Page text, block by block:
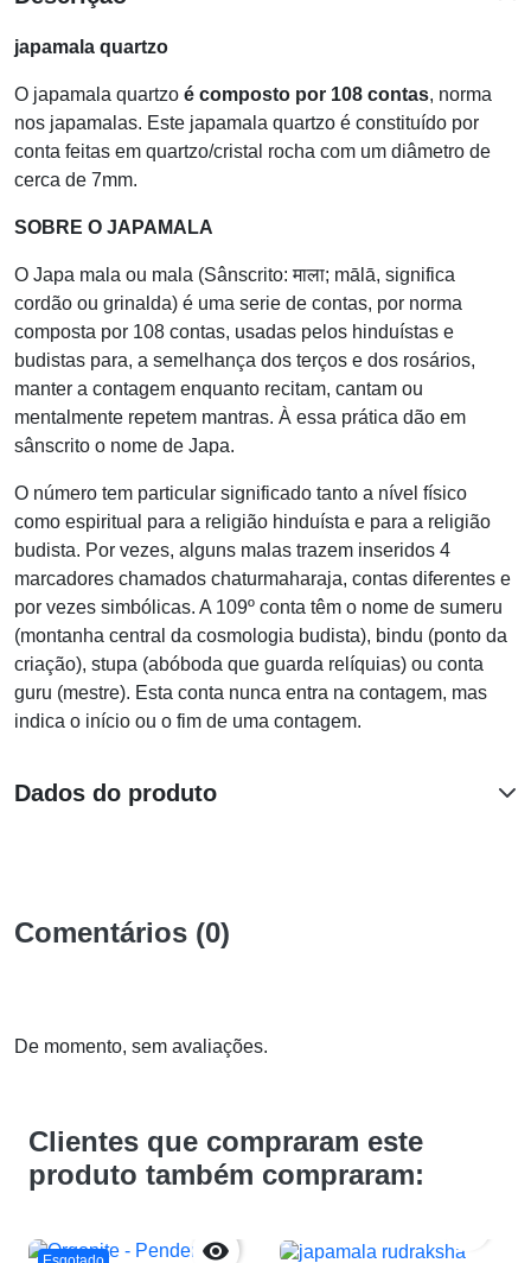
japamala quartzo
O japamala quartzo é composto por 108 contas, norma
nos japamalas. Este japamala quartzo é constituído por
conta feitas em quartzo/cristal rocha com um diâmetro de
cerca de 7mm.
SOBRE O JAPAMALA
O Japa mala ou mala (Sânscrito: माला; mālā, significa
cordão ou grinalda) é uma serie de contas, por norma
composta por 108 contas, usadas pelos hinduístas e
budistas para, a semelhança dos terços e dos rosários,
manter a contagem enquanto recitam, cantam ou
mentalmente repetem mantras. À essa prática dão em
sânscrito o nome de Japa.
O número tem particular significado tanto a nível físico
como espiritual para a religião hinduísta e para a religião
budista. Por vezes, alguns malas trazem inseridos 4
marcadores chamados chaturmaharaja, contas diferentes e
por vezes simbólicas. A 109º conta têm o nome de sumeru
(montanha central da cosmologia budista), bindu (ponto da
criação), stupa (abóboda que guarda relíquias) ou conta
guru (mestre). Esta conta nunca entra na contagem, mas
indica o início ou o fim de uma contagem.
Dados do produto
Comentários (0)
De momento, sem avaliações.
Clientes que compraram este
produto também compraram:
